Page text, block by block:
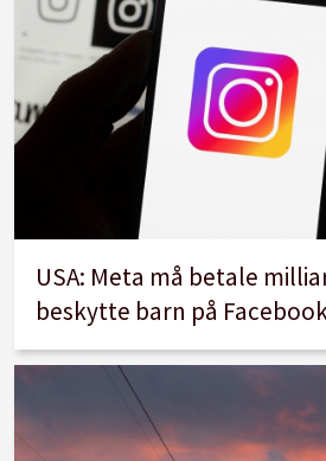
USA: Meta må betale
beskytte barn på